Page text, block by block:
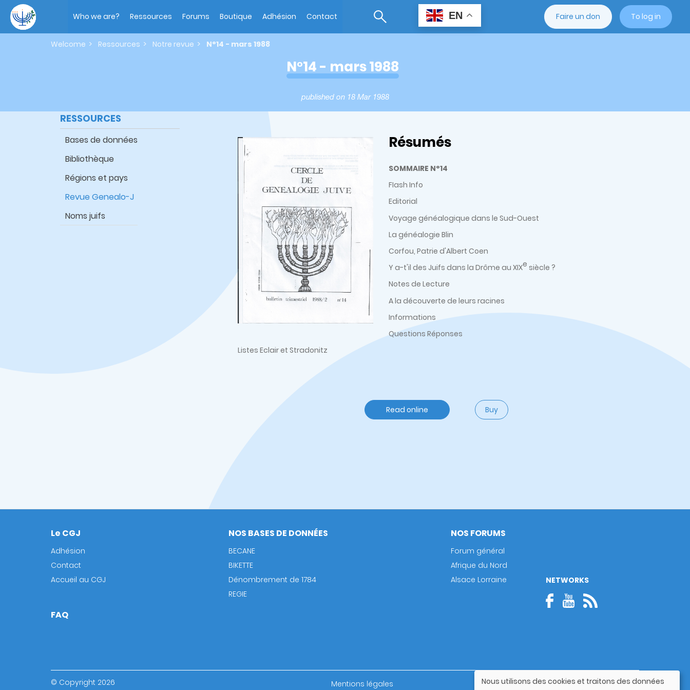
main
content
navigation
Who we are? Ressources Forums Boutique Adhésion Contact EN Faire un don To log in
Welcome Ressources Notre revue N°14 - mars 1988
N°14 - mars 1988
published on 18 Mar 1988
RESSOURCES
Bases de données
Bibliothèque
Régions et pays
Revue Genealo-J
Noms juifs
Résumés
SOMMAIRE N°14
FIash Info
Editorial
Voyage généalogique dans le Sud-Ouest
La généalogie Blin
Corfou, Patrie d'Albert Coen
Y a-t'il des Juifs dans la Drôme au XIXe siècle ?
Notes de Lecture
A la découverte de leurs racines
Informations
Questions Réponses
Listes Eclair et Stradonitz
Read online Buy
Footer
Le CGJ
Adhésion
Contact
Accueil au CGJ
NOS BASES DE DONNÉES
BECANE
BIKETTE
Dénombrement de 1784
REGIE
NOS FORUMS
Forum général
Afrique du Nord
Alsace Lorraine
FAQ
NETWORKS
© Copyright 2026
bottom
Mentions légales Guide utilisateur
Utilisation
Nous utilisons des cookies et traitons des données